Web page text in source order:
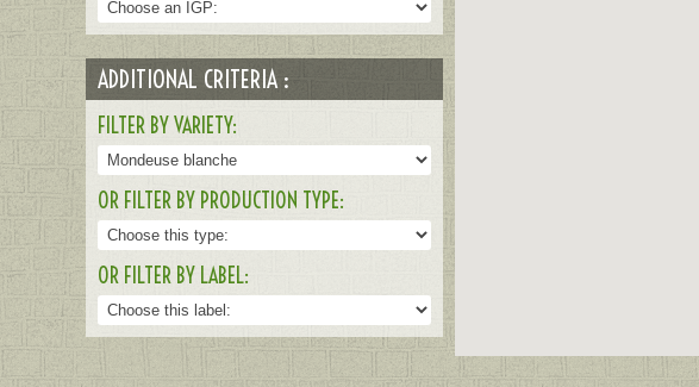
ADDITIONAL CRITERIA :
FILTER BY VARIETY:
OR FILTER BY PRODUCTION TYPE:
OR FILTER BY LABEL: